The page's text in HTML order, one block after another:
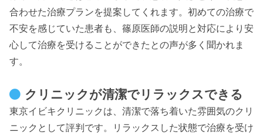
合わせた治療プランを提案してくれます。初めての治療で
不安を感じていた患者も、篠原医師の説明と対応により安
心して治療を受けることができたとの声が多く聞かれま
す。
クリニックが清潔でリラックスできる
東京イビキクリニックは、清潔で落ち着いた雰囲気のクリ
ニックとして評判です。リラックスした状態で治療を受け